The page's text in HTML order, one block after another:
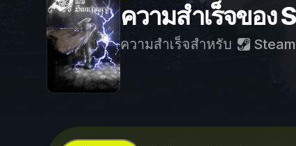
ความสำเร็จของ
ความสำเร็จสำหรับ Steam